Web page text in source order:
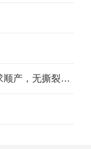
催生贴，求发动，求见红，求破水，求顺产，无撕裂，无侧切